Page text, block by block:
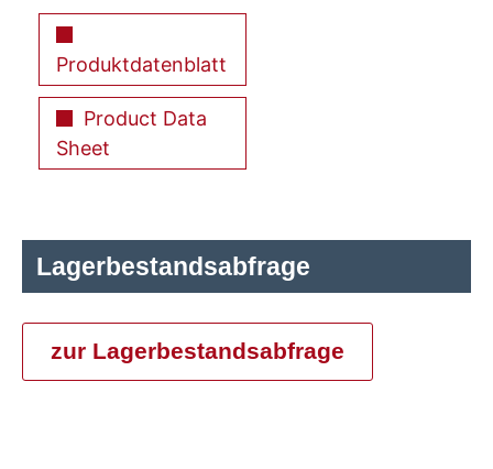
Produktdatenblatt
Product Data
Sheet
Lagerbestandsabfrage
zur Lagerbestandsabfrage